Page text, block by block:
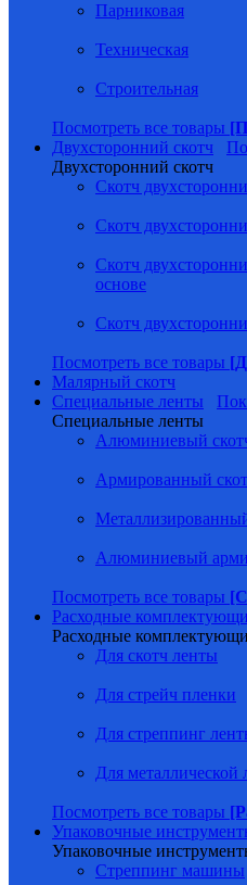
Парниковая
Техническая
Строительная
Посмотреть все товары
Двухсторонний скотч
Двухсторонний скотч
Скотч
Скотч
Скотч
основе
Скотч
Посмотреть все товары
Малярный скотч
Специальные ленты
Специальные ленты
Алюминиевый
Армированный
Алюминиевый
Посмотреть все товары
Расходные
Расходные
Для скотч ленты
Для стрейч пленки
Для стреппинг
Для металлической
Посмотреть все товары
Упаковочные
Упаковочные
Стреппинг машины